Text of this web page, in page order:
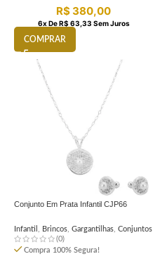
R$380,00
6X DeR$ 63,33 Sem Juros
COMPRAR
Conjunto Em Prata Infantil CJP66
Infantil Brincos Gargantilhas Conjuntos
(0)
Compra 100% Segura!